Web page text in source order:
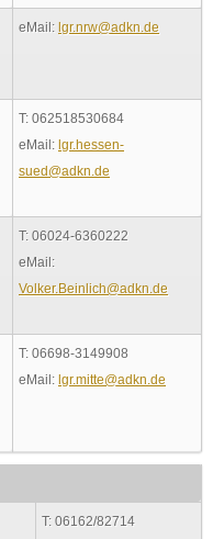
eMail: lgr.nrw@adkn.de
T: 062518530684
eMail: lgr.hessen-
sued@adkn.de
T: 06024-6360222
eMail:
Volker.Beinlich@adkn.de
T: 06698-3149908
eMail: lgr.mitte@adkn.de
T: 06162/82714